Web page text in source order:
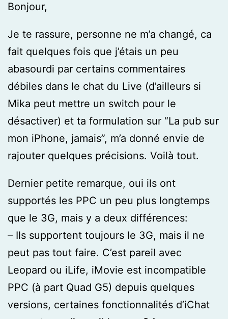
Bonjour,
Je te rassure, personne ne m’a changé, ca
fait quelques fois que j’étais un peu
abasourdi par certains commentaires
débiles dans le chat du Live (d’ailleurs si
Mika peut mettre un switch pour le
désactiver) et ta formulation sur “La pub sur
mon iPhone, jamais”, m’a donné envie de
rajouter quelques précisions. Voilà tout.
Dernier petite remarque, oui ils ont
supportés les PPC un peu plus longtemps
que le 3G, mais y a deux différences:
– Ils supportent toujours le 3G, mais il ne
peut pas tout faire. C’est pareil avec
Leopard ou iLife, iMovie est incompatible
PPC (à part Quad G5) depuis quelques
versions, certaines fonctionnalités d’iChat